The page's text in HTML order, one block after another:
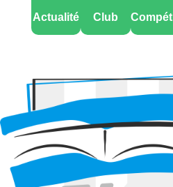
Actualité Club